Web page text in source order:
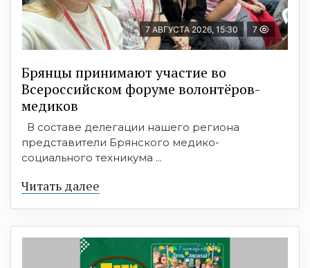
7 АВГУСТА 2026, 15:30 7
Брянцы принимают участие во
Всероссийском форуме волонтёров-
медиков
В составе делегации нашего региона
представители Брянского медико-
социального техникума ...
Читать далее